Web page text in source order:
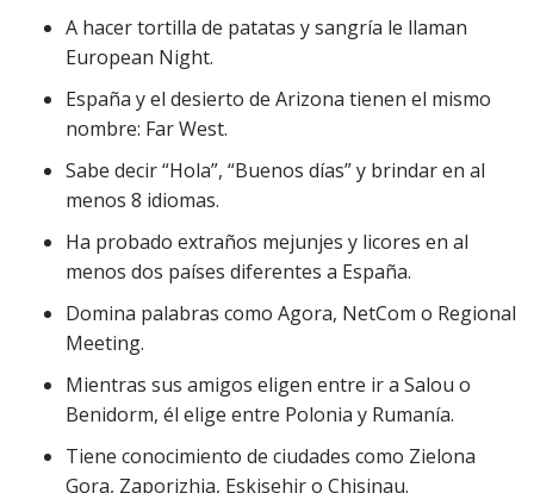
A hacer tortilla de patatas y sangría le llaman
European Night.
España y el desierto de Arizona tienen el mismo
nombre: Far West.
Sabe decir “Hola”, “Buenos días” y brindar en al
menos 8 idiomas.
Ha probado extraños mejunjes y licores en al
menos dos países diferentes a España.
Domina palabras como Agora, NetCom o Regional
Meeting.
Mientras sus amigos eligen entre ir a Salou o
Benidorm, él elige entre Polonia y Rumanía.
Tiene conocimiento de ciudades como Zielona
Gora, Zaporizhia, Eskisehir o Chisinau.